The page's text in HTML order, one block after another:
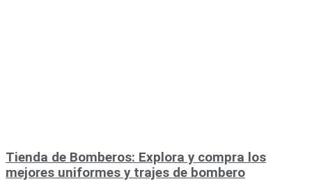
Tienda de Bomberos: Explora y compra los
mejores uniformes y trajes de bombero